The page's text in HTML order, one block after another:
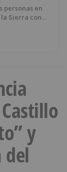
personas en
Sierra con
y
del